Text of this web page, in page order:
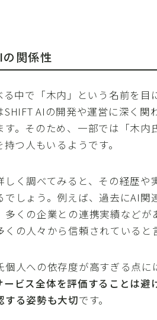
関係性
る中で「木内」という名前を目
SHIFT AIの開発や運営に深く関
。そのため、一部では「木内
つ人もいるようです。
しく調べてみると、その経歴や
でしょう。例えば、過去にAI関
多くの企業との連携実績などが
くの人々から信頼されていると
個人への依存度が高すぎる点に
ビス全体を評価することは避
する姿勢も大切です。